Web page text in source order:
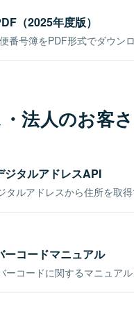
（2025年度版）
番号簿をPDF形式でダウン
法人のお客
ジタルアドレスAPI
タルアドレスから住所を取得
ーコードマニュアル
ーコードに関するマニュアル